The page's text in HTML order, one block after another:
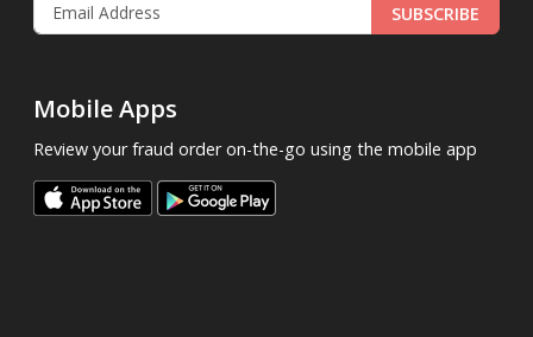
SUBSCRIBE
Mobile Apps
Review your fraud order on-the-go using the mobile app